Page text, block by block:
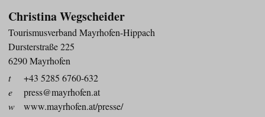
Christina Wegscheider
Tourismusverband Mayrhofen-Hippach
Dursterstraße 225
6290 Mayrhofen
t
+43 5285 6760-632
e
press@mayrhofen.at
w
www.mayrhofen.at/presse/